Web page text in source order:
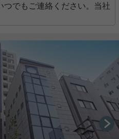
つでもご連絡ください。当社